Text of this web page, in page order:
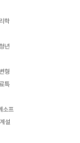
학
년
형
특
소프
설